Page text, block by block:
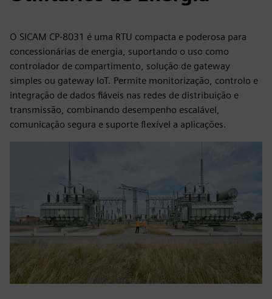
O SICAM CP‑8031 é uma RTU compacta e poderosa para
concessionárias de energia, suportando o uso como
controlador de compartimento, solução de gateway
simples ou gateway IoT. Permite monitorização, controlo e
integração de dados fiáveis nas redes de distribuição e
transmissão, combinando desempenho escalável,
comunicação segura e suporte flexível a aplicações.